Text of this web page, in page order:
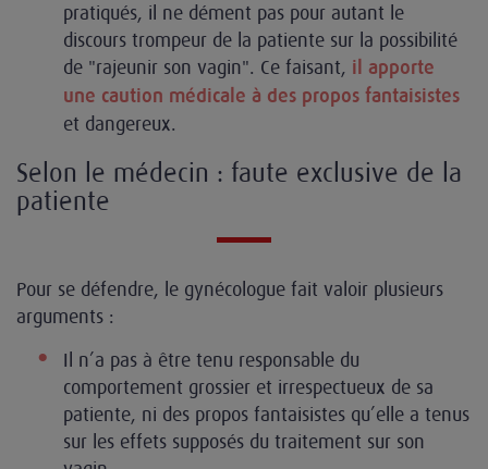
pratiqués, il ne dément pas pour autant le
discours trompeur de la patiente sur la possibilité
de "rajeunir son vagin". Ce faisant, il apporte
une caution médicale à des propos fantaisistes
et dangereux.
Selon le médecin : faute exclusive de la
patiente
Pour se défendre, le gynécologue fait valoir plusieurs
arguments :
Il n’a pas à être tenu responsable du
comportement grossier et irrespectueux de sa
patiente, ni des propos fantaisistes qu’elle a tenus
sur les effets supposés du traitement sur son